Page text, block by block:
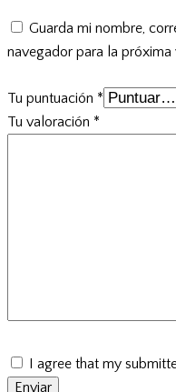
Guarda mi nombre,
navegador para la próxima
Tu puntuación *
Tu valoración *
I agree that my